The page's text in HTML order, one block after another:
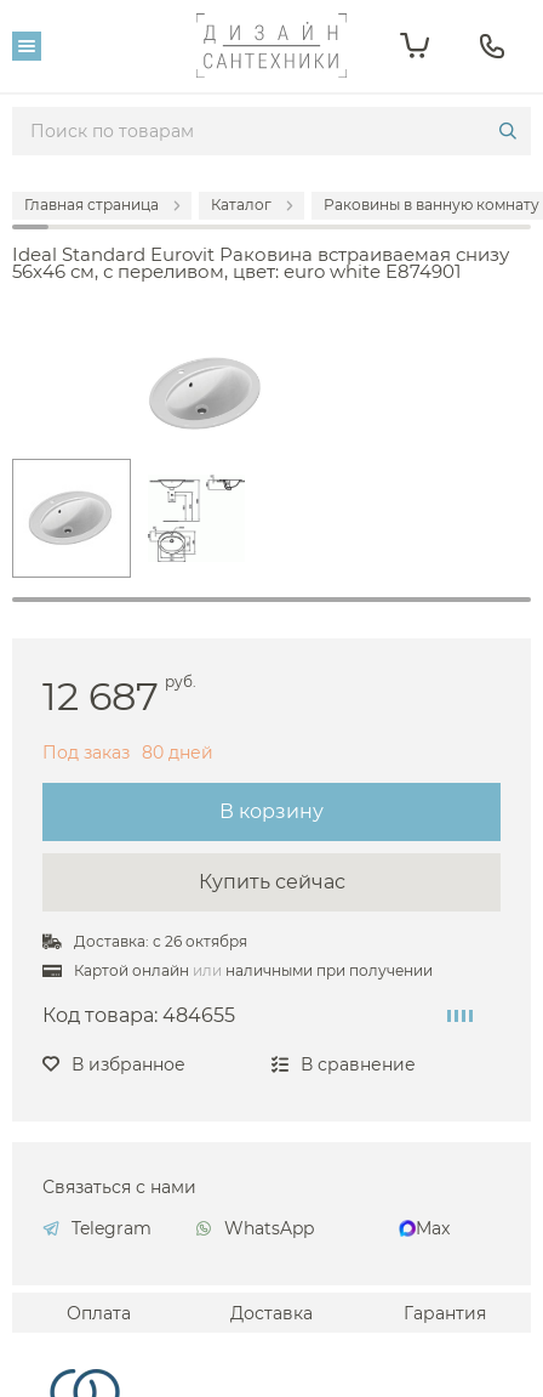
Главная страница Каталог Раковины в ванную комнату
Ideal Standard Eurovit Раковина встраиваемая снизу
56x46 см, с переливом, цвет: euro white E874901
12 687 руб.
Под заказ 80 дней
В корзину
Купить сейчас
Доставка: с 26 октября
Картой онлайн или наличными при получении
Код товара: 484655
В избранное В сравнение
Связаться с нами
Telegram
WhatsApp Max
Оплата Доставка Гарантия